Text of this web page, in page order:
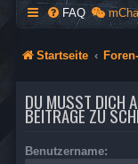
FAQ
Startseite
DU MUSST DICH
BEITRÄGE ZU
Benutzername: